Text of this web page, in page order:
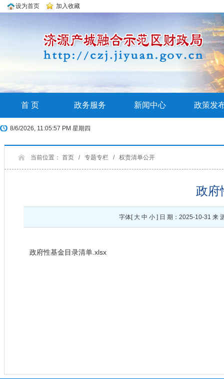
设为首页 加入收藏
首 页 政务服务 新闻中心 政策发
8/6/2026, 11:05:58 PM 星期四
当前位置： 首页 / 专题专栏 / 权责清单公开
政府
字体[ 大 中 小] 日 期：2025-10-31 来
政府性基金目录清单.xlsx